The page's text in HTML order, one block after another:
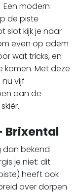
modern
de piste
slot kijk je naar
even op adem
wat tricks, en
komen. Met deze
vijf
aan de
Brixental
dan bekend
je niet: dit
heeft ook
over dorpen